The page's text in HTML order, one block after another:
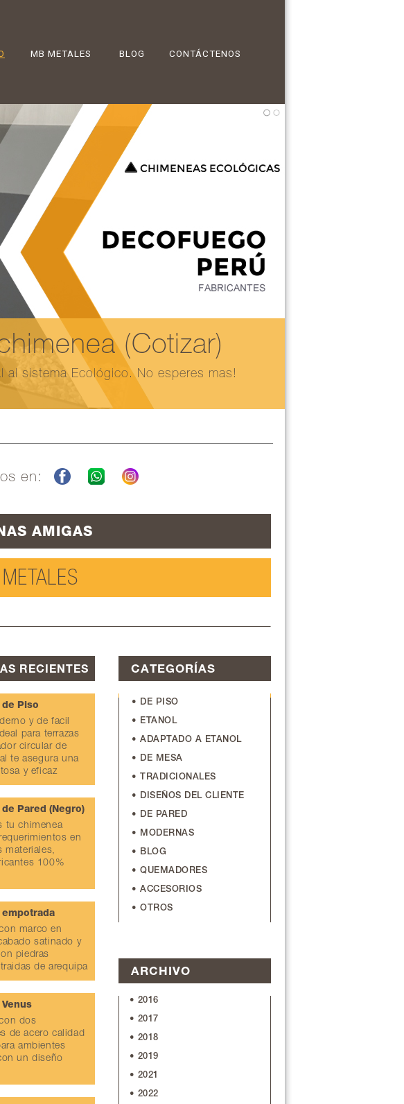
MB METALES BLOG CONTÁCTENOS
(Cotizar)
al sistema Ecológico. No esperes mas!
en:
AMIGAS
RECIENTES
Piso
y de facil
para terrazas
circular de
te asegura una
y eficaz
Pared (Negro)
tu chimenea
en
materiales,
100%
marco en
satinado y
piedras
de arequipa
dos
de acero calidad
ambientes
un diseño
CATEGORÍAS
• DE PISO
• ETANOL
• ADAPTADO A ETANOL
• DE MESA
• TRADICIONALES
• DISEÑOS DEL CLIENTE
• DE PARED
• MODERNAS
• BLOG
• QUEMADORES
• ACCESORIOS
• OTROS
ARCHIVO
• 2016
• 2017
• 2018
• 2019
• 2021
• 2022